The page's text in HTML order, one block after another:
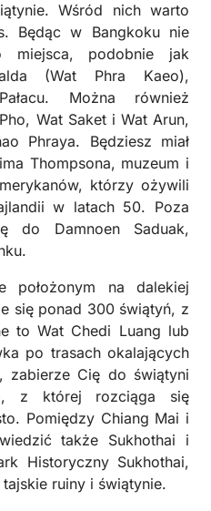
Wśród nich warto
Będąc w Bangkoku nie
miejsca, podobnie jak
(Wat Phra Kaeo),
Można również
Wat Saket i Wat Arun,
Phraya. Będziesz miał
Thompsona, muzeum i
którzy ożywili
w latach 50. Poza
do Damnoen Saduak,
położonym na dalekiej
się ponad 300 świątyń, z
to Wat Chedi Luang lub
po trasach okalających
zabierze Cię do świątyni
z której rozciąga się
Pomiędzy Chiang Mai i
także Sukhothai i
Historyczny Sukhothai,
ruiny i świątynie.